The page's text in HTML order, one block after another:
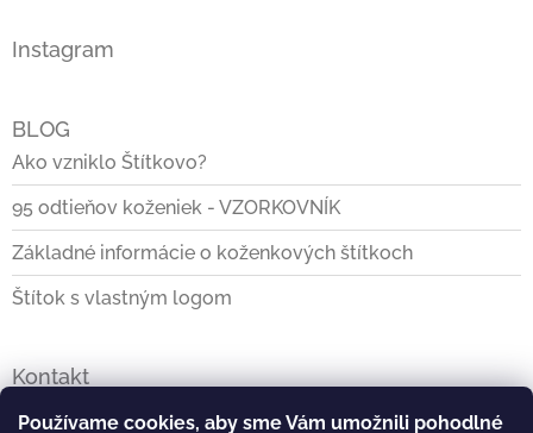
Používame cookies, aby sme Vám umožnili pohodlné
Instagram
BLOG
Ako vzniklo Štítkovo?
95 odtieňov koženiek - VZORKOVNÍK
Základné informácie o koženkových štítkoch
Štítok s vlastným logom
Kontakt
info@stitkovo.sk